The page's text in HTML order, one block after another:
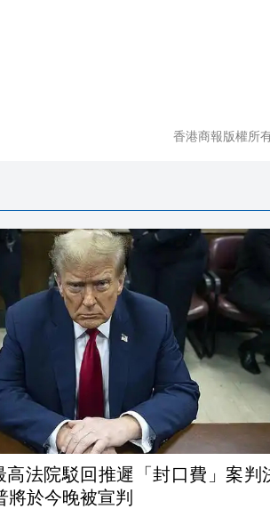
香港商報版權所
高法院駁回推遲「封口費」案判
將於今晚被宣判